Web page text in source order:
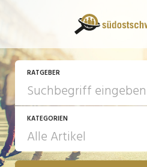
RATGEBER
KATEGORIEN